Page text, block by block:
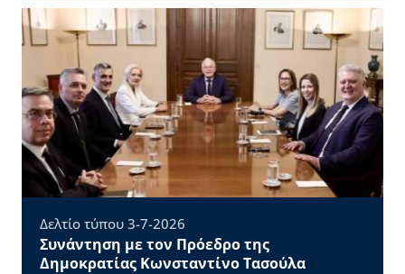
Δελτίο τύπου 3-7-2026
Συνάντηση με τον Πρόεδρο της
Δημοκρατίας Κωνσταντίνο Τασούλα